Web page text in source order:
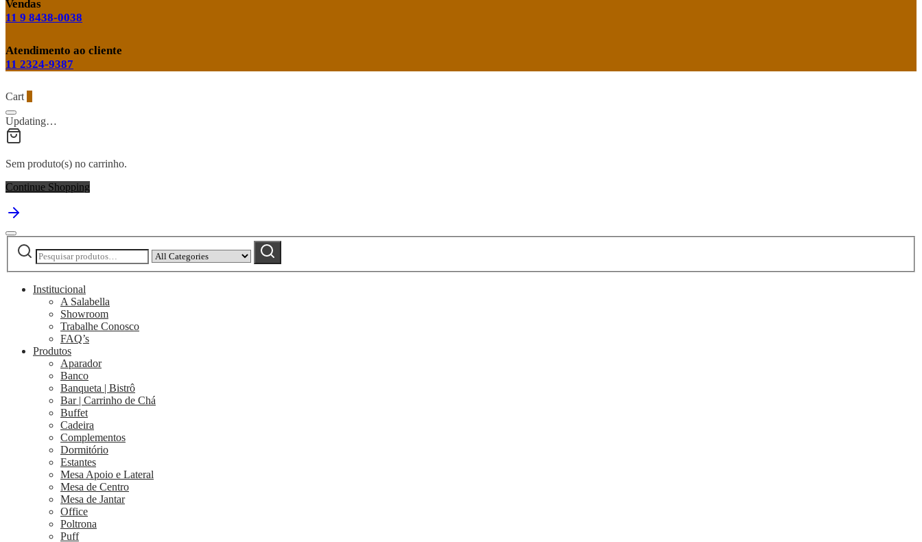
Vendas
11 9 8438-0038
Atendimento ao cliente
11 2324-9387
Cart
Updating…
Sem produto(s) no carrinho.
Continue Shopping
Pesquisar
por:
by
category:
Pesquisar
Institucional
A Salabella
Showroom
Trabalhe Conosco
FAQ’s
Produtos
Aparador
Banco
Banqueta | Bistrô
Bar | Carrinho de Chá
Buffet
Cadeira
Complementos
Dormitório
Estantes
Mesa Apoio e Lateral
Mesa de Centro
Mesa de Jantar
Office
Poltrona
Puff